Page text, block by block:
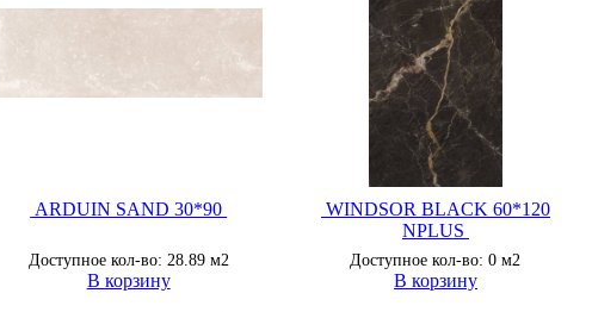
ARDUIN SAND 30*90
Доступное кол-во: 28.89 м2
В корзину
WINDSOR BLACK 60*120
NPLUS
Доступное кол-во: 0 м2
В корзину